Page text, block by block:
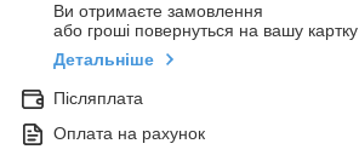
Ви отримаєте замовлення
або гроші повернуться на вашу картку
Детальніше
Післяплата
Оплата на рахунок